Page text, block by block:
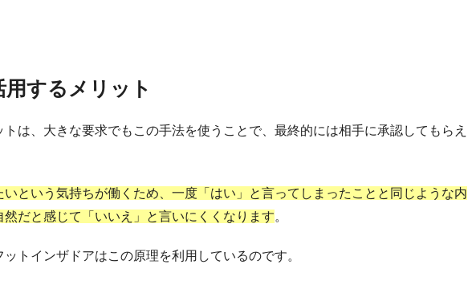
するメリット
は、大きな要求でもこの手法を使うことで、最終的には相手に承認してもらえ
という気持ちが働くため、一度「はい」と言ってしまったことと同じような内
だと感じて「いいえ」と言いにくくなります。
ットインザドアはこの原理を利用しているのです。